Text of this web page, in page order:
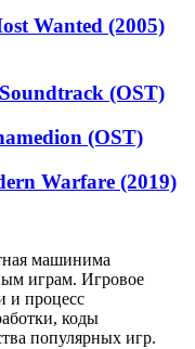
Wanted (2005)
(OST)
(OST)
Warfare (2019)
машинима
играм. Игровое
и процесс
коды
популярных игр.